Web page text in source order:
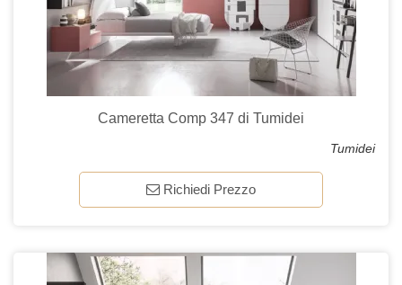
Cameretta Comp 347 di Tumidei
Tumidei
Richiedi Prezzo